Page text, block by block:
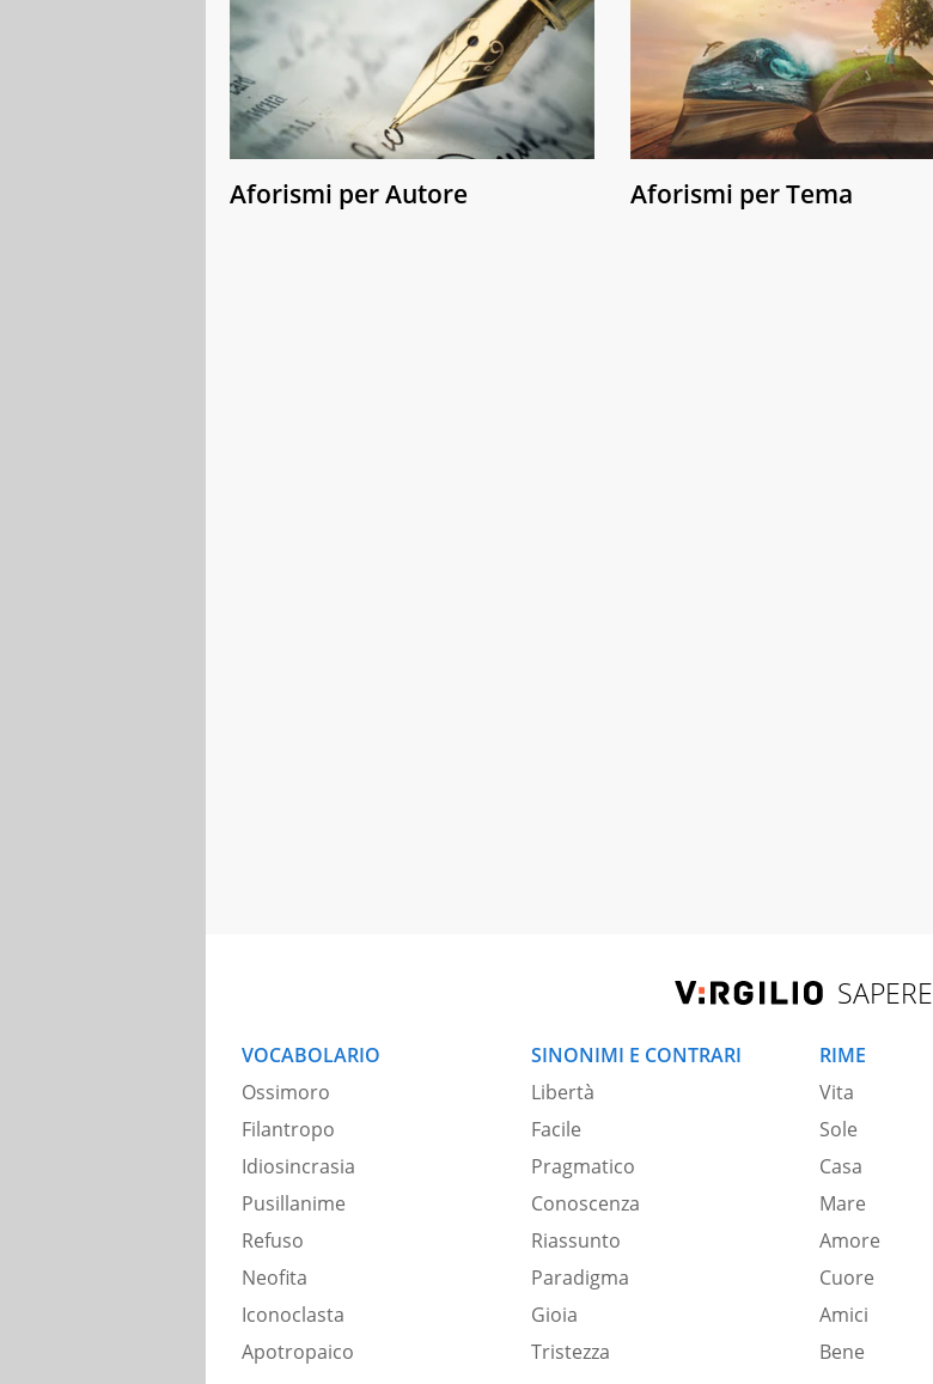
Aforismi per Autore Aforismi per Tema
SAPERE
VOCABOLARIO
Ossimoro
Filantropo
Idiosincrasia
Pusillanime
Refuso
Neofita
Iconoclasta
Apotropaico
SINONIMI E CONTRARI
Libertà
Facile
Pragmatico
Conoscenza
Riassunto
Paradigma
Gioia
Tristezza
RIME
Vita
Sole
Casa
Mare
Amore
Cuore
Amici
Bene